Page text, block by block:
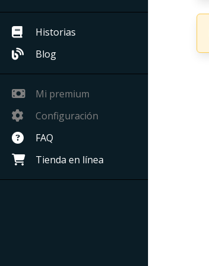
Historias
Blog
Mi premium
Configuración
FAQ
Tienda en línea